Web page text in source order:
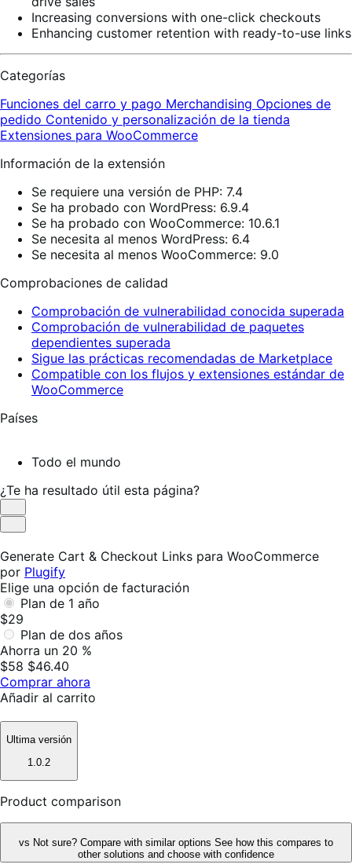
Increasing conversions with one-click checkouts
Enhancing customer retention with ready-to-use links
Categorías
Funciones del carro y pago Merchandising Opciones de
pedido Contenido y personalización de la tienda
Extensiones para WooCommerce
Información de la extensión
Se requiere una versión de PHP: 7.4
Se ha probado con WordPress: 6.9.4
Se ha probado con WooCommerce: 10.6.1
Se necesita al menos WordPress: 6.4
Se necesita al menos WooCommerce: 9.0
Comprobaciones de calidad
Comprobación de vulnerabilidad conocida superada
Comprobación de vulnerabilidad de paquetes
dependientes superada
Sigue las prácticas recomendadas de Marketplace
Compatible con los flujos y extensiones estándar de
WooCommerce
Países
Todo el mundo
¿Te ha resultado útil esta página?
Es
útil
No
útil
Generate Cart & Checkout Links para WooCommerce
por Plugify
Elige una opción de facturación
Plan de 1 año
$29
Plan de dos años
Ahorra un 20 %
$58 $46.40
Comprar ahora
Añadir al carrito
Ultima versión
1.0.2
Product comparison
vs Not sure? Compare with similar options See how this compares to
other solutions and choose with confidence